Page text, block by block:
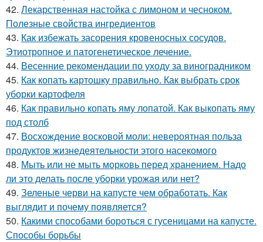
42. Лекарственная настойка с лимоном и чесноком.
Полезные свойства ингредиентов
43. Как избежать засорения кровеносных сосудов.
Этиотропное и патогенетическое лечение.
44. Весенние рекомендации по уходу за виноградником
45. Как копать картошку правильно. Как выбрать срок
уборки картофеля
46. Как правильно копать яму лопатой. Как выкопать яму
под столб
47. Восхождение восковой моли: невероятная польза
продуктов жизнедеятельности этого насекомого
48. Мыть или не мыть морковь перед хранением. Надо
ли это делать после уборки урожая или нет?
49. Зеленые черви на капусте чем обработать. Как
выглядит и почему появляется?
50. Какими способами бороться с гусеницами на капусте.
Способы борьбы